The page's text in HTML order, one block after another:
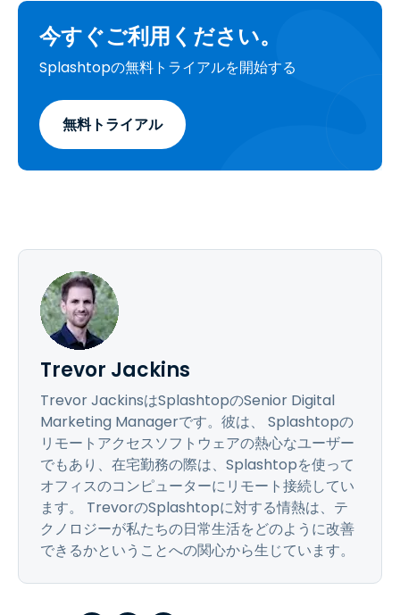
今すぐご利用ください。
Splashtopの無料トライアルを開始する
無料トライアル
Trevor Jackins
Trevor JackinsはSplashtopのSenior Digital
Marketing Managerです。彼は、 Splashtopの
リモートアクセスソフトウェアの熱心なユーザー
でもあり、在宅勤務の際は、Splashtopを使って
オフィスのコンピューターにリモート接続してい
ます。 TrevorのSplashtopに対する情熱は、テ
クノロジーが私たちの日常生活をどのように改善
できるかということへの関心から生じています。